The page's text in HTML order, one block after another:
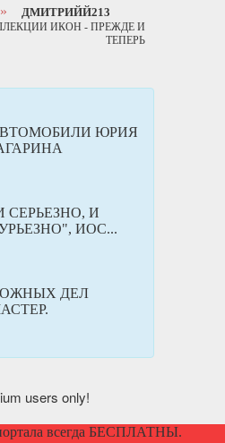
ДМИТРИЙЙ213
ИКОН - ПРЕЖДЕ И
ТЕПЕРЬ
ЮРИЯ
СЕРЬЕЗНО, И
ИОС...
ДЕЛ
users only!
всегда БЕСПЛАТНЫ.